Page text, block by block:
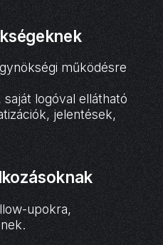
működésre
logóval ellátható
jelentések,
upokra,